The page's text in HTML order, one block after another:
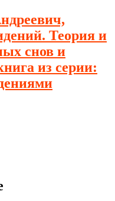
Теория и
снов и
из серии: